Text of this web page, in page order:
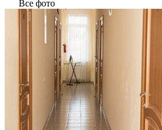
Все фото